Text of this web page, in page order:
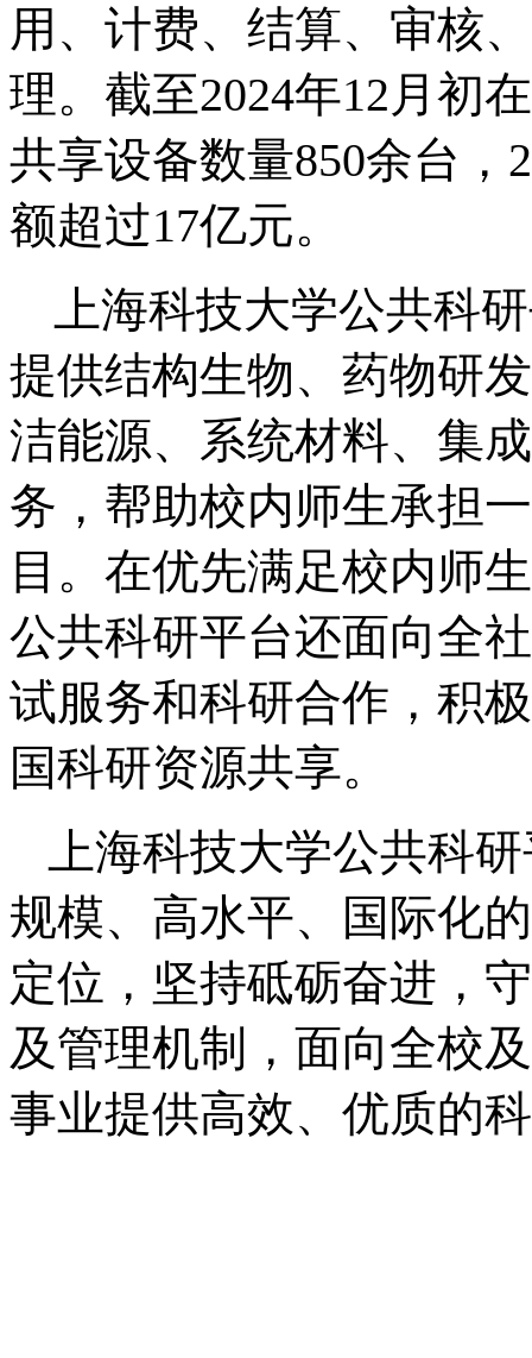
用、计费、结算、审核
理。截至2024年12月初在
共享设备数量850余台，
额超过17亿元。
上海科技大学公共科
提供结构生物、药物研
洁能源、系统材料、集
务，帮助校内师生承担
目。在优先满足校内师
公共科研平台还面向全
试服务和科研合作， 积
国科研资源共享。
上海科技大学公共科
规模、高水平、国际化
定位，坚持砥砺奋进，
及管理机制，面向全校
事业提供高效、优质的